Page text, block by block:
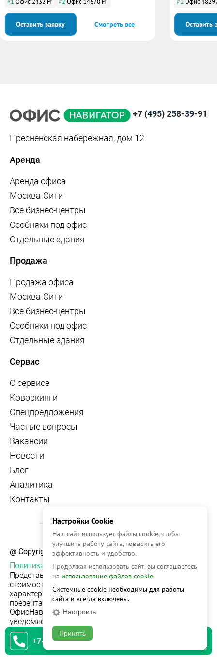
#1 Офис 2432 м #2 Офис 14670 м
Оставить заявку Смотреть все
#1 Офис
Оставить
+7 (495) 258-39-91
Пресненская набережная, дом 12
Аренда
Аренда офиса
Москва-Сити
Все бизнес-центры
Особняки под офис
Отдельные здания
Продажа
Продажа офиса
Москва-Сити
Все бизнес-центры
Особняки под офис
Отдельные здания
Сервис
О сервисе
Коворкинги
Спецпредложения
Частые вопросы
Вакансии
Новости
Блог
Аналитика
Контакты
@ Copyright, 2026 OFFICE NAVIGATOR
Политика конфиденциальности
Представленная на сайте информация, в т.ч.
стоимости объектов, носит информационный
характер и не является публичной офертой. Условия
презентации объекта недвижимости на сервисе
ОфисНавигатор могут быть изменены без
уведомления.
+74951542930
Настройки Cookie
Наш сайт использует файлы cookie, чтобы
улучшить работу сайта, повысить его
эффективность и удобство.
Продолжая использовать сайт, вы соглашаетесь
на использование файлов cookie.
Системные cookie необходимы для работы
сайта и всегда включены.
Настроить
Принять